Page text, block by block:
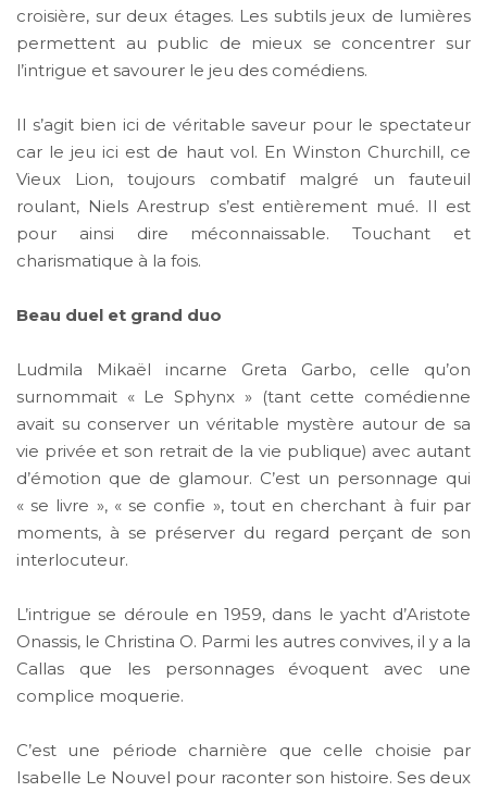
croisière, sur deux étages. Les subtils jeux de lumières
permettent au public de mieux se concentrer sur
l’intrigue et savourer le jeu des comédiens.
Il s’agit bien ici de véritable saveur pour le spectateur
car le jeu ici est de haut vol. En Winston Churchill, ce
Vieux Lion, toujours combatif malgré un fauteuil
roulant, Niels Arestrup s’est entièrement mué. Il est
pour ainsi dire méconnaissable. Touchant et
charismatique à la fois.
Beau duel et grand duo
Ludmila Mikaël incarne Greta Garbo, celle qu’on
surnommait « Le Sphynx » (tant cette comédienne
avait su conserver un véritable mystère autour de sa
vie privée et son retrait de la vie publique) avec autant
d’émotion que de glamour. C’est un personnage qui
« se livre », « se confie », tout en cherchant à fuir par
moments, à se préserver du regard perçant de son
interlocuteur.
L’intrigue se déroule en 1959, dans le yacht d’Aristote
Onassis, le Christina O. Parmi les autres convives, il y a la
Callas que les personnages évoquent avec une
complice moquerie.
C’est une période charnière que celle choisie par
Isabelle Le Nouvel pour raconter son histoire. Ses deux